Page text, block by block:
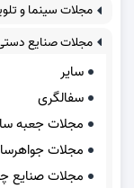
مجلات سینما و
مجلات صنایع
سایر
سفالگری
مجلات جعبه
مجلات
مجلات صنایع